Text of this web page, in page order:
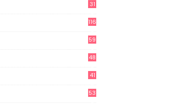
31
116
59
48
41
53